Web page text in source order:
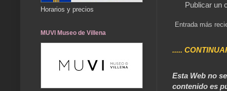
Publicar un
Entrada más
.....
Esta Web no
contenido es
Horarios y precios
MUVI Museo de Villena